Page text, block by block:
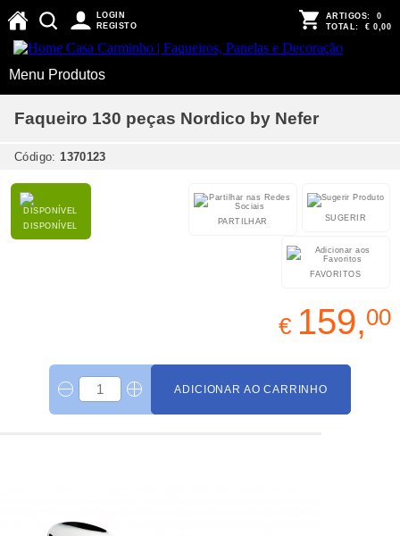
LOGIN
REGISTO
ARTIGOS: 0
TOTAL: € 0,00
Menu Produtos
Faqueiro 130 peças Nordico by Nefer
Código:1370123
DISPONÍVEL
SUGERIR
PARTILHAR
FAVORITOS
€ 159,00
ADICIONAR AO CARRINHO